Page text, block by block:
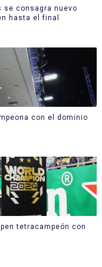
se consagra nuevo
hasta el final
con el dominio
tetracampeón con